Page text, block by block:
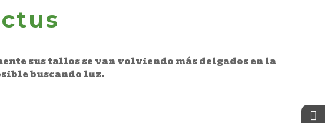
sus tallos se van volviendo más delgados en la
buscando luz.